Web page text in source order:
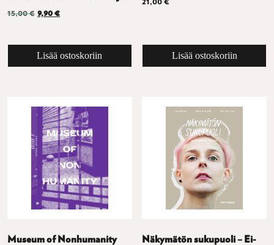
15,00€ Alkuperäinen hinta oli: 15,00 €.
9,90 €Nykyinen hinta on: 9,90 €.
Lisää ostoskoriin
21,00€
Lisää ostoskoriin
Museum of Nonhumanity
Näkymätön sukupuoli – Ei-